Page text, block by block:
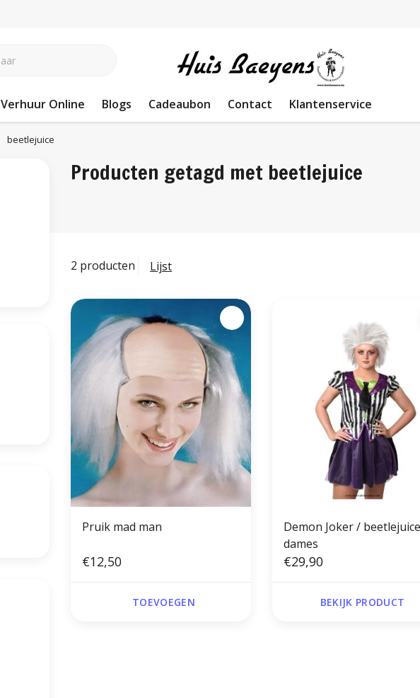
Verhuur Online Blogs Cadeaubon Contact Klantenservice
beetlejuice
Producten getagd met beetlejuice
2 producten Lijst
Pruik mad man
€12,50
TOEVOEGEN
Demon Joker / beetlejuice
dames
€29,90
BEKIJK PRODUCT